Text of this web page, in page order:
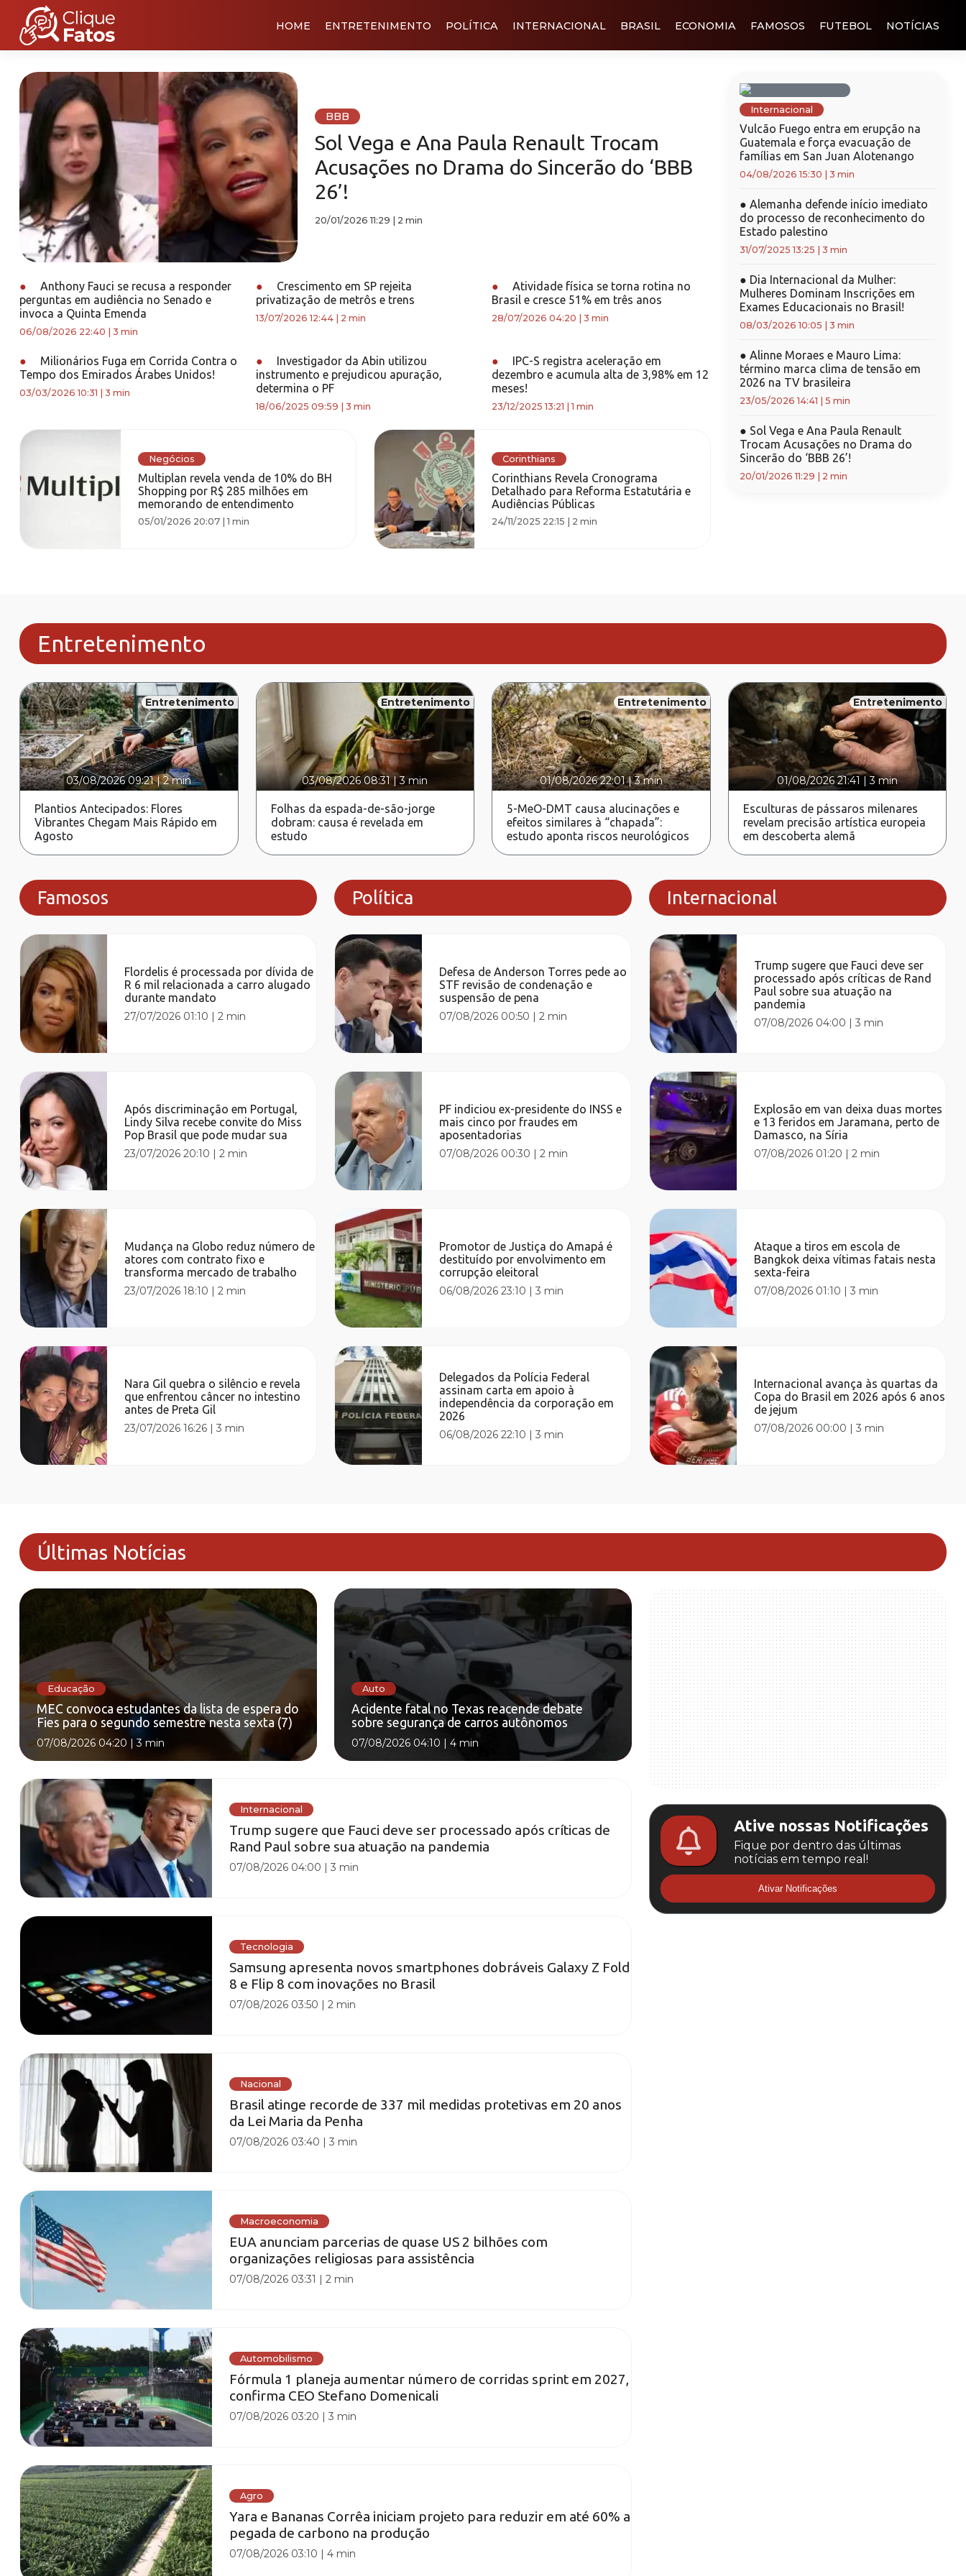
HOME ENTRETENIMENTO POLÍTICA INTERNACIONAL BRASIL ECONOMIA FAMOSOS FUTEBOL NOTÍCIAS
BBB
Sol Vega e Ana Paula Renault Trocam
Acusações no Drama do Sincerão do ‘BBB
26’!
20/01/2026 11:29 2 min
●
Anthony Fauci se recusa a responder
perguntas em audiência no Senado e
invoca a Quinta Emenda
06/08/2026 22:40 3 min
●
Crescimento em SP rejeita
privatização de metrôs e trens
13/07/2026 12:44| 2 min
●
Atividade física se torna rotina no
Brasil e cresce 51% em três anos
28/07/2026 04:20 3 min
●
Milionários Fuga em Corrida Contra o
Tempo dos Emirados Árabes Unidos!
03/03/2026 10:31 3 min
●
Investigador da Abin utilizou
instrumento e prejudicou apuração,
determina o PF
18/06/2025 09:59 3 min
●
IPC-S registra aceleração em
dezembro e acumula alta de 3,98% em 12
meses!
23/12/2025 13:21 |1 min
Negócios
Multiplan revela venda de 10% do BH
Shopping por R$ 285 milhões em
memorando de entendimento
05/01/2026 20:07|1 min
Corinthians
Corinthians Revela Cronograma
Detalhado para Reforma Estatutária e
Audiências Públicas
24/11/2025 22:15 | 2 min
Internacional
Vulcão Fuego entra em erupção na
Guatemala e força evacuação de
famílias em San Juan Alotenango
04/08/2026 15:30 3 min
● Alemanha defende início imediato
do processo de reconhecimento do
Estado palestino
31/07/2025 13:25 3 min
● Dia Internacional da Mulher:
Mulheres Dominam Inscrições em
Exames Educacionais no Brasil!
08/03/2026 10:05 3 min
● Alinne Moraes e Mauro Lima:
término marca clima de tensão em
2026 na TV brasileira
23/05/2026 14:41 5 min
● Sol Vega e Ana Paula Renault
Trocam Acusações no Drama do
Sincerão do ‘BBB 26’!
20/01/2026 11:29 2 min
Entretenimento
Entretenimento
03/08/2026 09:21|2 min
Plantios Antecipados: Flores
Vibrantes Chegam Mais Rápido em
Agosto
Entretenimento
03/08/2026 08:31|3 min
Folhas da espada-de-são-jorge
dobram: causa é revelada em
estudo
Entretenimento
01/08/2026 22:01|3 min
5-MeO-DMT causa alucinações e
efeitos similares à “chapada”:
estudo aponta riscos neurológicos
Entretenimento
01/08/2026 21:41 |3 min
Esculturas de pássaros milenares
revelam precisão artística europeia
em descoberta alemã
Famosos
Flordelis é processada por dívida de
R 6 mil relacionada a carro alugado
durante mandato
27/07/2026 01:10 |2 min
Após discriminação em Portugal,
Lindy Silva recebe convite do Miss
Pop Brasil que pode mudar sua
23/07/2026 20:10 |2 min
Mudança na Globo reduz número de
atores com contrato fixo e
transforma mercado de trabalho
23/07/2026 18:10 |2 min
Nara Gil quebra o silêncio e revela
que enfrentou câncer no intestino
antes de Preta Gil
23/07/2026 16:26 |3 min
Política
Defesa de Anderson Torres pede ao
STF revisão de condenação e
suspensão de pena
07/08/2026 00:50 |2 min
PF indiciou ex-presidente do INSS e
mais cinco por fraudes em
aposentadorias
07/08/2026 00:30 |2 min
Promotor de Justiça do Amapá é
destituído por envolvimento em
corrupção eleitoral
06/08/2026 23:10 |3 min
Delegados da Polícia Federal
assinam carta em apoio à
independência da corporação em
2026
06/08/2026 22:10 |3 min
Internacional
Trump sugere que Fauci deve ser
processado após críticas de Rand
Paul sobre sua atuação na
pandemia
07/08/2026 04:00 |3 min
Explosão em van deixa duas mortes
e 13 feridos em Jaramana, perto de
Damasco, na Síria
07/08/2026 01:20 |2 min
Ataque a tiros em escola de
Bangkok deixa vítimas fatais nesta
sexta-feira
07/08/2026 01:10 |3 min
Internacional avança às quartas da
Copa do Brasil em 2026 após 6 anos
de jejum
07/08/2026 00:00 |3 min
Últimas Notícias
Educação
MEC convoca estudantes da lista de espera do
Fies para o segundo semestre nesta sexta (7)
07/08/2026 04:20 |3 min
Auto
Acidente fatal no Texas reacende debate
sobre segurança de carros autônomos
07/08/2026 04:10 | 4 min
Internacional
Trump sugere que Fauci deve ser processado após críticas de
Rand Paul sobre sua atuação na pandemia
07/08/2026 04:00 |3 min
Tecnologia
Samsung apresenta novos smartphones dobráveis Galaxy Z Fold
8 e Flip 8 com inovações no Brasil
07/08/2026 03:50 |2 min
Nacional
Brasil atinge recorde de 337 mil medidas protetivas em 20 anos
da Lei Maria da Penha
07/08/2026 03:40 |3 min
Macroeconomia
EUA anunciam parcerias de quase US 2 bilhões com
organizações religiosas para assistência
07/08/2026 03:31 |2 min
Automobilismo
Fórmula 1 planeja aumentar número de corridas sprint em 2027,
confirma CEO Stefano Domenicali
07/08/2026 03:20 |3 min
Agro
Yara e Bananas Corrêa iniciam projeto para reduzir em até 60% a
pegada de carbono na produção
07/08/2026 03:10 |4 min
Ative nossas Notificações
Fique por dentro das últimas
notícias em tempo real!
Ativar Notificações